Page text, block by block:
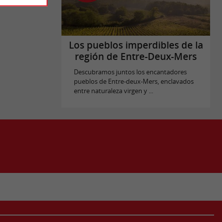
Los pueblos imperdibles de la
región de Entre-Deux-Mers
Descubramos juntos los encantadores
pueblos de Entre-deux-Mers, enclavados
entre naturaleza virgen y ...